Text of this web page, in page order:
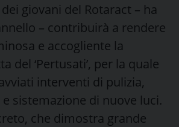
giovani del Rotaract – ha
– contribuirà a rendere
e accogliente la
del ‘Pertusati’, per la quale
interventi di pulizia,
sistemazione di nuove luci.
che dimostra grande